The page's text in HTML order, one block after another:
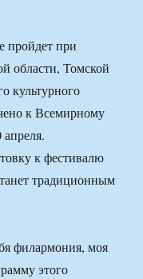
пройдет при
области, Томской
культурного
к Всемирному
к фестивалю
традиционным
филармония, моя
этого